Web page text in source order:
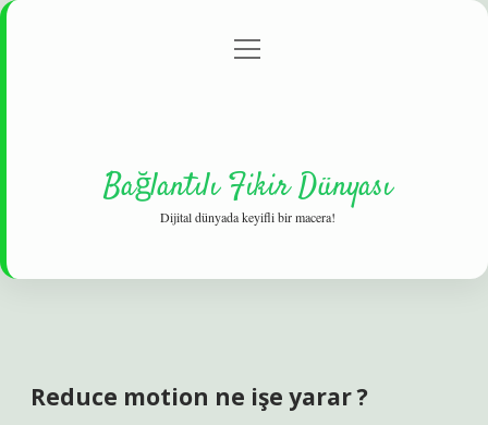
Gizlilik Politikası
menüyü
Bağlantılı Fikir Dünyası
Dijital dünyada keyifli bir macera!
Reduce motion ne işe yarar ?